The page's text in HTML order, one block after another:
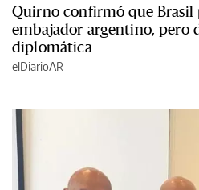
Quirno confirmó que
embajador argentino, pero
diplomática
elDiarioAR